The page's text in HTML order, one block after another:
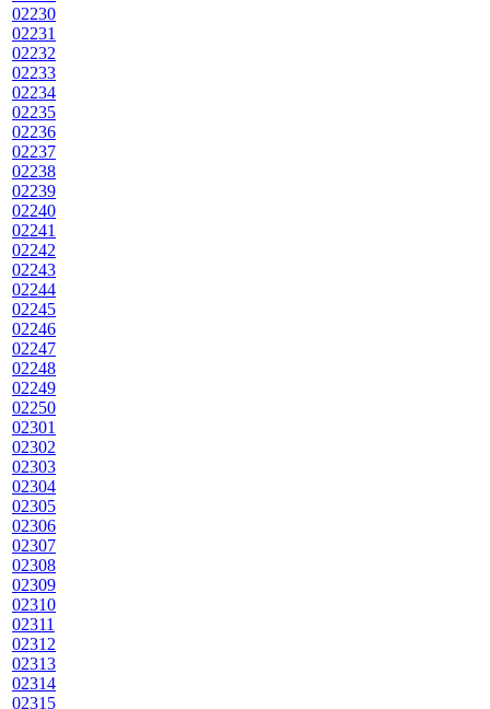
02230
02231
02232
02233
02234
02235
02236
02237
02238
02239
02240
02241
02242
02243
02244
02245
02246
02247
02248
02249
02250
02301
02302
02303
02304
02305
02306
02307
02308
02309
02310
02311
02312
02313
02314
02315